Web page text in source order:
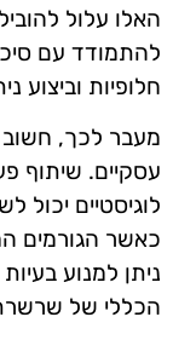
האלו עלול
להתמודד עם
חלופיות וביצוע
מעבר לכך,
עסקיים. שיתוף
לוגיסטיים יכול
כאשר הגורמים
ניתן למנוע
הכללי של